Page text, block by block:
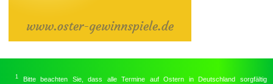
1
Bitte beachten Sie, dass alle Termine auf Ostern in Deutschland sorgfältig